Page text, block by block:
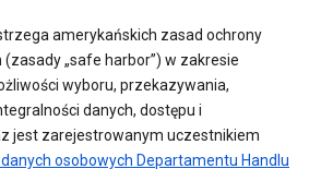
amerykańskich zasad ochrony
„safe harbor”) w zakresie
wyboru, przekazywania,
danych, dostępu i
jest zarejestrowanym uczestnikiem
osobowych Departamentu Handlu